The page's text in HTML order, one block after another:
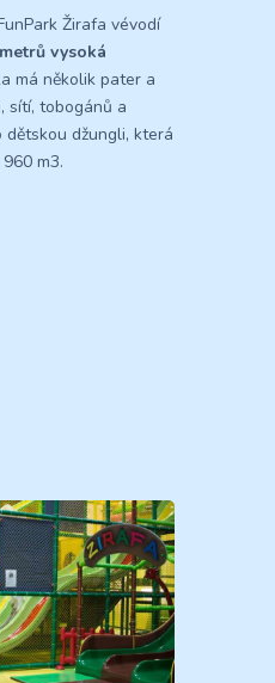
Žirafa vévodí
vysoká
má několik pater a
sítí, tobogánů a
dětskou džungli, která
m3.